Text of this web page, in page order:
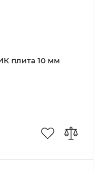
плита 10 мм